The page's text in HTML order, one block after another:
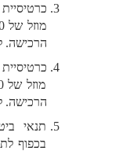
הרכישה. לאחר
הרכישה. לאחר
בכפוף לתנאים